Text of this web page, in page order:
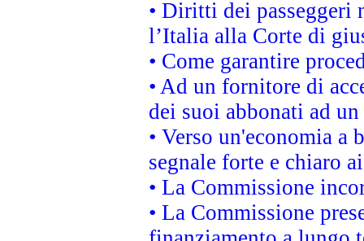
• Diritti dei passeggeri
l’Italia alla Corte di
• Come garantire
• Ad un fornitore di
dei suoi abbonati ad
• Verso un'economia
segnale forte e chiaro
• La Commissione
• La Commissione